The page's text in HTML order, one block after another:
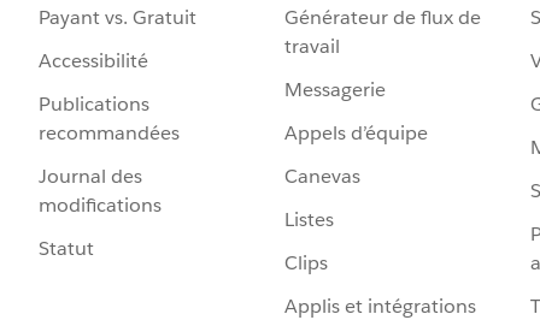
Payant vs. Gratuit
Accessibilité
Publications
recommandées
Journal des
modifications
Statut
Générateur de flux de
travail
Messagerie
Appels d’équipe
Canevas
Listes
Clips
Applis et intégrations